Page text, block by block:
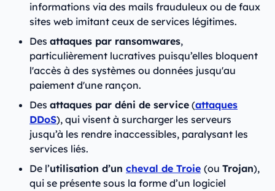
informations via des mails frauduleux ou de faux
sites web imitant ceux de services légitimes.
Des attaques par ransomwares,
particulièrement lucratives puisqu’elles bloquent
l'accès à des systèmes ou données jusqu'au
paiement d'une rançon.
Des attaques par déni de service (attaques
DDoS), qui visent à surcharger les serveurs
jusqu’à les rendre inaccessibles, paralysant les
services liés.
De l’utilisation d’un cheval de Troie (ou Trojan),
qui se présente sous la forme d’un logiciel